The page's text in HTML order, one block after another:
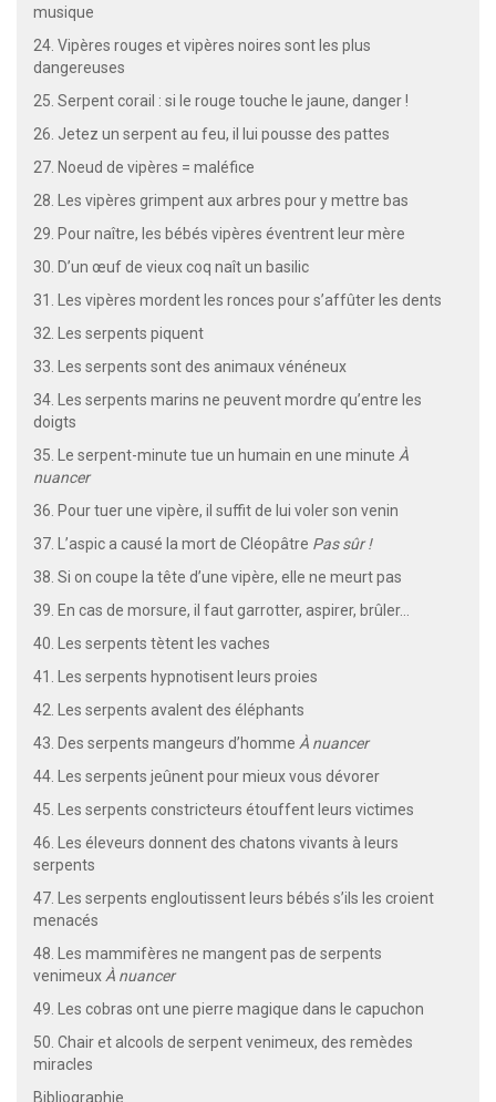
musique
24. Vipères rouges et vipères noires sont les plus
dangereuses
25. Serpent corail : si le rouge touche le jaune, danger !
26. Jetez un serpent au feu, il lui pousse des pattes
27. Noeud de vipères = maléfice
28. Les vipères grimpent aux arbres pour y mettre bas
29. Pour naître, les bébés vipères éventrent leur mère
30. D’un œuf de vieux coq naît un basilic
31. Les vipères mordent les ronces pour s’affûter les dents
32. Les serpents piquent
33. Les serpents sont des animaux vénéneux
34. Les serpents marins ne peuvent mordre qu’entre les
doigts
35. Le serpent-minute tue un humain en une minute À
nuancer
36. Pour tuer une vipère, il suffit de lui voler son venin
37. L’aspic a causé la mort de Cléopâtre Pas sûr !
38. Si on coupe la tête d’une vipère, elle ne meurt pas
39. En cas de morsure, il faut garrotter, aspirer, brûler…
40. Les serpents tètent les vaches
41. Les serpents hypnotisent leurs proies
42. Les serpents avalent des éléphants
43. Des serpents mangeurs d’homme À nuancer
44. Les serpents jeûnent pour mieux vous dévorer
45. Les serpents constricteurs étouffent leurs victimes
46. Les éleveurs donnent des chatons vivants à leurs
serpents
47. Les serpents engloutissent leurs bébés s’ils les croient
menacés
48. Les mammifères ne mangent pas de serpents
venimeux À nuancer
49. Les cobras ont une pierre magique dans le capuchon
50. Chair et alcools de serpent venimeux, des remèdes
miracles
Bibliographie